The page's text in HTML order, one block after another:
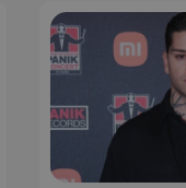
msToken